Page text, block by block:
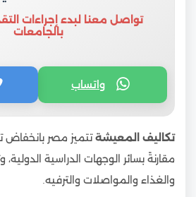
تواصل معنا لبدء إجراءات
بالجامعات
واتساب
تكاليف المعيشةتتميز مصر بانخفاض
مقارنةً بسائر الوجهات الدراسية
والغذاء والمواصلات والترفيه.